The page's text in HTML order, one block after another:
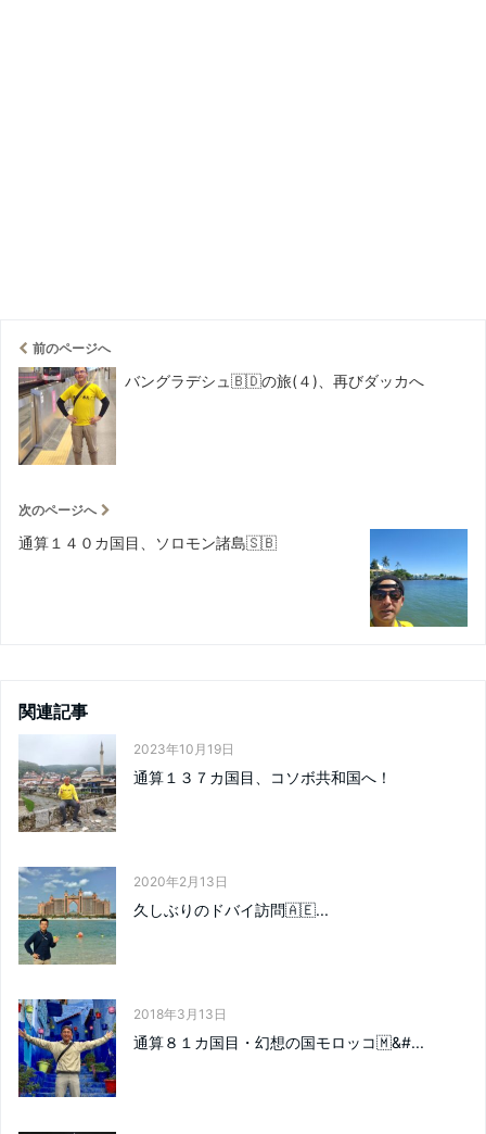
前のページへ
バングラデシュ🇧🇩の旅(４)、再びダッカへ
次のページへ
通算１４０カ国目、ソロモン諸島🇸🇧
関連記事
2023年10月19日
通算１３７カ国目、コソボ共和国へ！
2020年2月13日
久しぶりのドバイ訪問🇦🇪...
2018年3月13日
通算８１カ国目・幻想の国モロッコ🇲&#...